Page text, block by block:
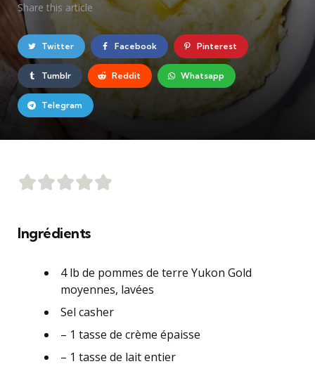
Share this article
Twitter Facebook Pinterest
Tumblr Reddit Whatsapp
Telegram
Ingrédients
4 lb de pommes de terre Yukon Gold
moyennes, lavées
Sel casher
– 1 tasse de crème épaisse
– 1 tasse de lait entier